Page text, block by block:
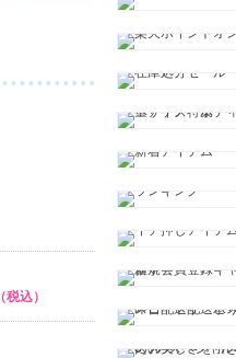
（税込）